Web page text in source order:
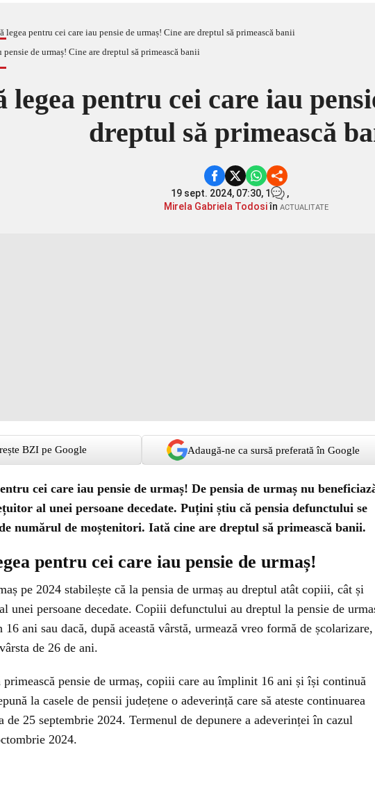
legea pentru cei care iau pensie de urmaș! Cine are dreptul să primească banii
legea pentru cei care iau
dreptul să primească
19 sept. 2024, 07:30, 1
,
Mirela Gabriela Todosiîn ACTUALITATE
BZI pe Google Adaugă-ne ca sursă preferată în Google
cei care iau pensie de urmaș! De pensia de urmaș nu
al unei persoane decedate. Puțini știu că pensia defunctului se
numărul de moștenitori. Iată cine are dreptul să primească banii.
pentru cei care iau pensie de urmaș!
pe 2024 stabilește că la pensia de urmaș au dreptul atât copiii, cât și
unei persoane decedate. Copiii defunctului au dreptul la pensie de
16 ani sau dacă, după această vârstă, urmează vreo formă de școlarizare,
de 26 de ani.
primească pensie de urmaș, copiii care au împlinit 16 ani și își continuă
la casele de pensii județene o adeverință care să ateste continuarea
de 25 septembrie 2024. Termenul de depunere a adeverinței în cazul
2024.